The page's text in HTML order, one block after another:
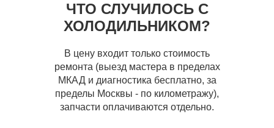
ЧТО СЛУЧИЛОСЬ С
ХОЛОДИЛЬНИКОМ?
В цену входит только стоимость
ремонта (выезд мастера в пределах
МКАД и диагностика бесплатно, за
пределы Москвы - по километражу),
запчасти оплачиваются отдельно.